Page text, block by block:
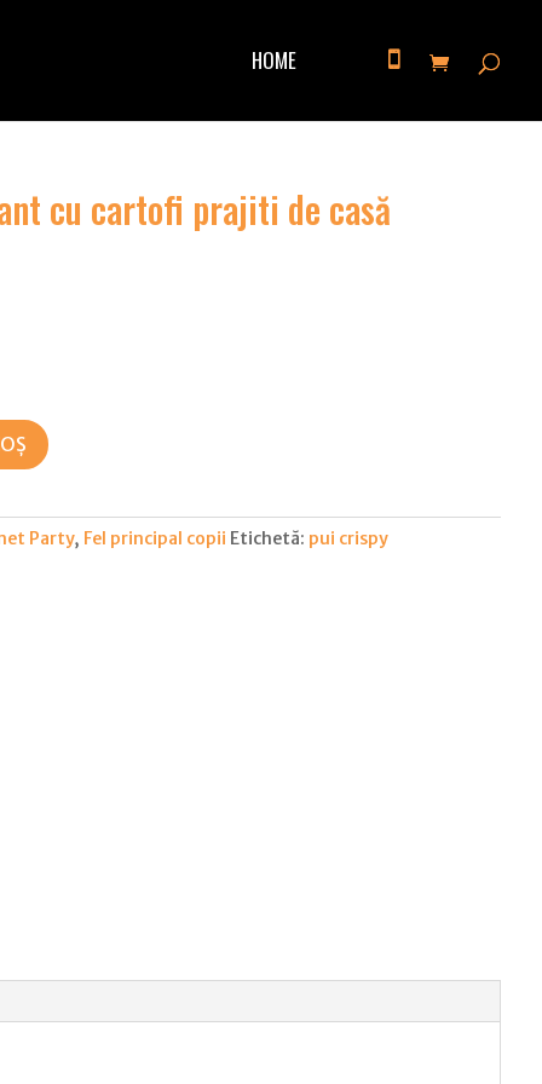
HOME
cu cartofi prajiti de casă
Party, Fel principal copii Etichetă: pui crispy